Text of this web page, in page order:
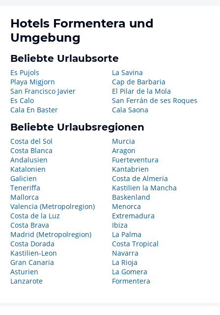
Hotels Formentera und
Umgebung
Beliebte Urlaubsorte
Es Pujols
Playa Migjorn
San Francisco Javier
Es Calo
Cala En Baster
La Savina
Cap de Barbaria
El Pilar de la Mola
San Ferrán de ses Roques
Cala Saona
Beliebte Urlaubsregionen
Costa del Sol
Costa Blanca
Andalusien
Katalonien
Galicien
Teneriffa
Mallorca
Valencia (Metropolregion)
Costa de la Luz
Costa Brava
Madrid (Metropolregion)
Costa Dorada
Kastilien-Leon
Gran Canaria
Asturien
Lanzarote
Murcia
Aragon
Fuerteventura
Kantabrien
Costa de Almeria
Kastilien la Mancha
Baskenland
Menorca
Extremadura
Ibiza
La Palma
Costa Tropical
Navarra
La Rioja
La Gomera
Formentera